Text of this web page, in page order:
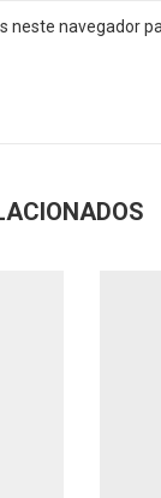
neste navegador